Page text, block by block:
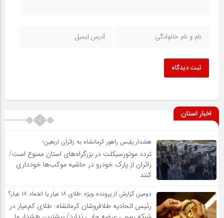
ثبت دیدگاه
اخبار استان
هشدار پلیس راهور کرمانشاه به زائران اربعین؛
تردد موتورسیکلت در بزرگراه‌های استان ممنوع است/
زائران از پارک خودرو در حاشیه موکب‌ها خودداری
کنند
دومین گزارش از پرونده ویژه :طلای ۱۸ عیار یا اعتماد ۱۸ عیار؟
رئیس اتحادیه طلافروشان کرمانشاه: طلای کم‌عیار در